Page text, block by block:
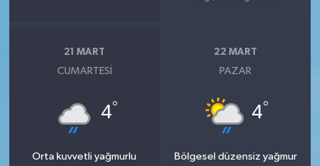
21 MART
CUMARTESI
4°
Orta kuvvetli yağmurlu
22 MART
PAZAR
4°
Bölgesel düzensiz yağmur